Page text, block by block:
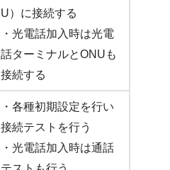
U）に接続する
・光電話加入時は光電
話ターミナルとONUも
接続する
・各種初期設定を行い
接続テストを行う
・光電話加入時は通話